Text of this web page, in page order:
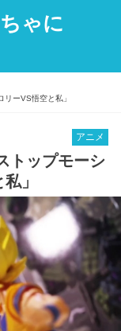
ゃに
ーVS悟空と私」
アニメ
トップモーシ
」